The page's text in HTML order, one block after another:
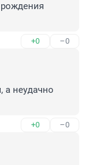
+0 –0
а неудачно
+0 –0